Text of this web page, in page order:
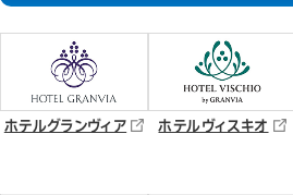
ホテルグランヴィア ホテルヴィスキオ